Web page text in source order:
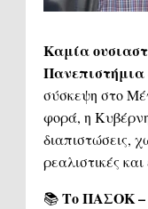
Καμία
Πανεπιστήμια
σύσκεψη στο
φορά, η
διαπιστώσεις,
ρεαλιστικές
📚Το ΠΑΣΟΚ –